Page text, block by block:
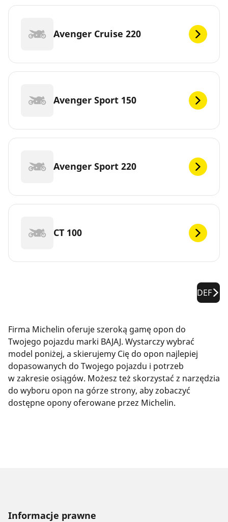
Avenger Cruise 220
Avenger Sport 150
Avenger Sport 220
CT 100
DEF
Firma Michelin oferuje szeroką gamę opon do
Twojego pojazdu marki BAJAJ. Wystarczy wybrać
model poniżej, a skierujemy Cię do opon najlepiej
dopasowanych do Twojego pojazdu i potrzeb
w zakresie osiągów. Możesz też skorzystać z narzędzia
do wyboru opon na górze strony, aby zobaczyć
dostępne opony oferowane przez Michelin.
Informacje prawne